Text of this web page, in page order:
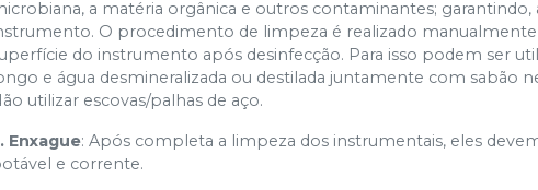
a matéria orgânica e outros contaminantes; garantindo,
O procedimento de limpeza é realizado
do instrumento após desinfecção. Para isso podem ser
e água desmineralizada ou destilada juntamente com sabão
utilizar escovas/palhas de aço.
Enxague: Após completa a limpeza dos instrumentais, eles
e corrente.